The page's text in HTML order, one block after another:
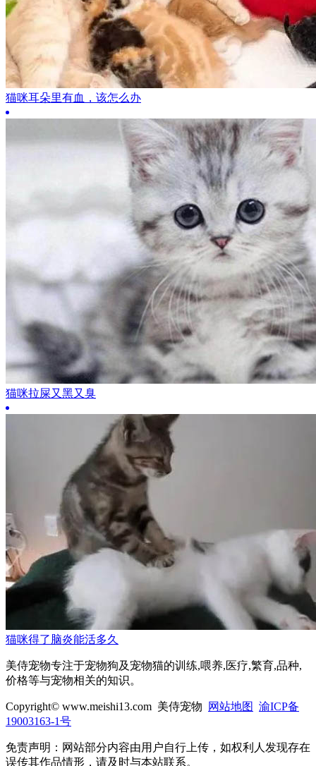
猫咪耳朵里有血，该怎么办
猫咪拉屎又黑又臭
猫咪得了脑炎能活多久
美侍宠物专注于宠物狗及宠物猫的训练,喂养,医疗,繁育,品种,
价格等与宠物相关的知识。
Copyright© www.meishi13.com 美侍宠物 网站地图 渝ICP备
19003163-1号
免责声明：网站部分内容由用户自行上传，如权利人发现存在
误传其作品情形，请及时与本站联系。